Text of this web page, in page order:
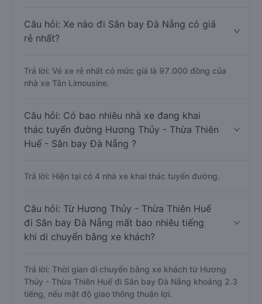
Câu hỏi: Xe nào đi Sân bay Đà Nẵng có giá
rẻ nhất?
Trả lời: Vé xe rẻ nhất có mức giá là 97.000 đồng của
nhà xe Tân Limousine.
Câu hỏi: Có bao nhiêu nhà xe đang khai
thác tuyến đường Hương Thủy - Thừa Thiên
Huế - Sân bay Đà Nẵng ?
Trả lời: Hiện tại có 4 nhà xe khai thác tuyến đường.
Câu hỏi: Từ Hương Thủy - Thừa Thiên Huế
đi Sân bay Đà Nẵng mất bao nhiêu tiếng
khi di chuyển bằng xe khách?
Trả lời: Thời gian di chuyển bằng xe khách từ Hương
Thủy - Thừa Thiên Huế đi Sân bay Đà Nẵng khoảng 2.3
tiếng, nếu mật độ giao thông thuận lợi.